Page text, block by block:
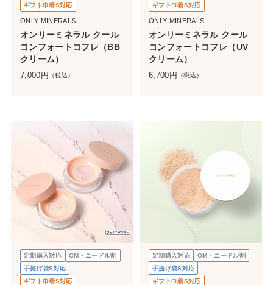
ギフト巾着S対応
ONLY MINERALS
オンリーミネラル クール
コンフォートコフレ（BB
クリーム）
7,000 円 （税込）
ギフト巾着S対応
ONLY MINERALS
オンリーミネラル クール
コンフォートコフレ（UV
クリーム）
6,700 円 （税込）
定期購入対応
OM・ニードル割
手提げ袋S対応
ギフト巾着S対応
定期購入対応
OM・ニードル割
手提げ袋S対応
ギフト巾着S対応